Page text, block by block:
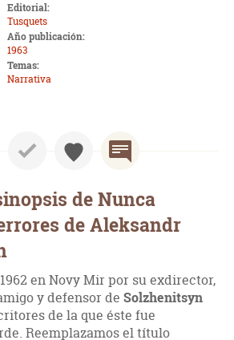
Editorial:
Tusquets
Año publicación:
1963
Temas:
Narrativa
de Nunca
de Aleksandr
en Novy Mir por su exdirector,
y defensor de Solzhenitsyn
de la que éste fue
Reemplazamos el título